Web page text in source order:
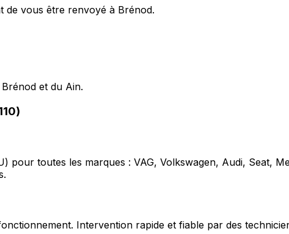
de vous être renvoyé à Brénod.
et du Ain.
pour toutes les marques : VAG, Volkswagen, Audi, Seat,
Intervention rapide et fiable par des